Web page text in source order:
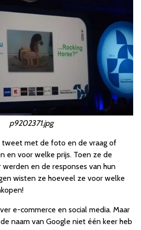
p9202371.jpg
tweet met de foto en de vraag of
en voor welke prijs. Toen ze de
werden en de responses van hun
wisten ze hoeveel ze voor welke
e-commerce en social media. Maar
naam van Google niet één keer heb